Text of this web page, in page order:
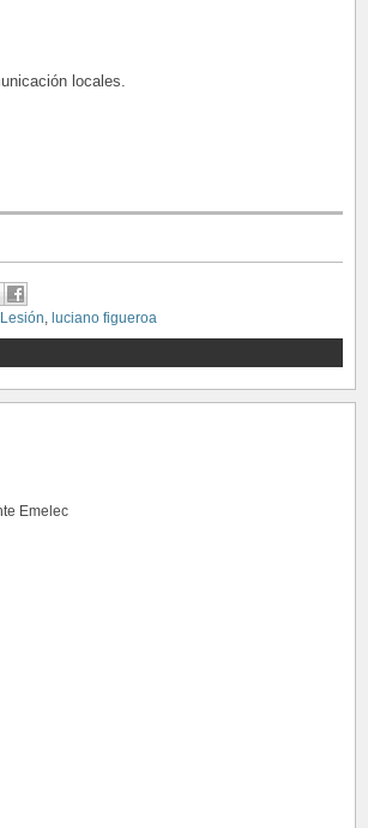
locales.
Lesión, luciano figueroa
Emelec